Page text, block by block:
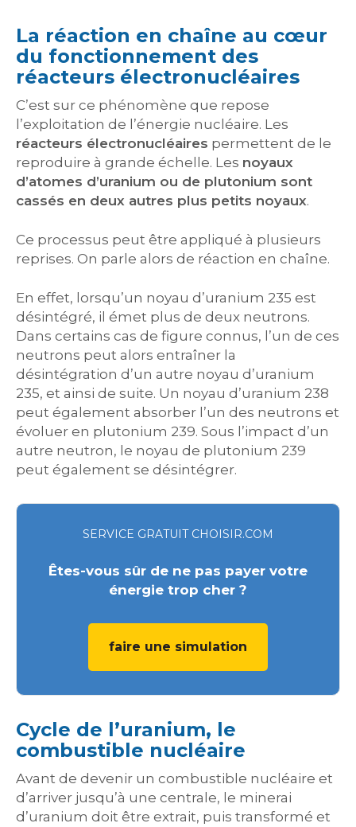
La réaction en chaîne au cœur
du fonctionnement des
réacteurs électronucléaires
C’est sur ce phénomène que repose
l’exploitation de l’énergie nucléaire. Les
réacteurs électronucléaires permettent de le
reproduire à grande échelle. Les noyaux
d’atomes d’uranium ou de plutonium sont
cassés en deux autres plus petits noyaux.
Ce processus peut être appliqué à plusieurs
reprises. On parle alors de réaction en chaîne.
En effet, lorsqu’un noyau d’uranium 235 est
désintégré, il émet plus de deux neutrons.
Dans certains cas de figure connus, l’un de ces
neutrons peut alors entraîner la
désintégration d’un autre noyau d’uranium
235, et ainsi de suite. Un noyau d’uranium 238
peut également absorber l’un des neutrons et
évoluer en plutonium 239. Sous l’impact d’un
autre neutron, le noyau de plutonium 239
peut également se désintégrer.
SERVICE GRATUIT CHOISIR.COM
Êtes-vous sûr de ne pas payer votre
énergie trop cher ?
faire une simulation
Cycle de l’uranium, le
combustible nucléaire
Avant de devenir un combustible nucléaire et
d’arriver jusqu’à une centrale, le minerai
d’uranium doit être extrait, puis transformé et